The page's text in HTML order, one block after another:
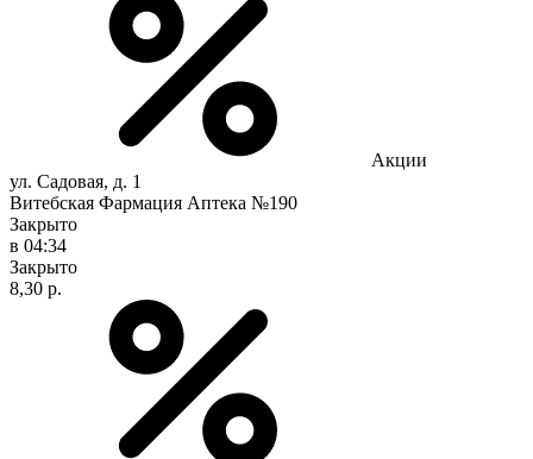
Акции
ул. Садовая, д. 1
Витебская Фармация Аптека №190
Закрыто
в 04:34
Закрыто
8,30 р.